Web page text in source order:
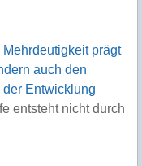
prägt
auch den
Entwicklung
entsteht nicht durch